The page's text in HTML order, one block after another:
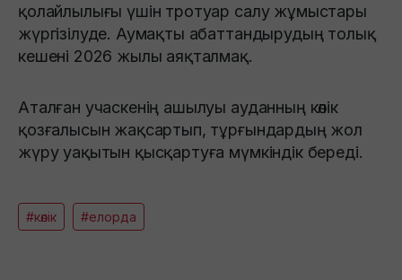
қолайлылығы үшін тротуар салу жұмыстары
жүргізілуде. Аумақты абаттандырудың толық
кешені 2026 жылы аяқталмақ.
Аталған учаскенің ашылуы ауданның көлік
қозғалысын жақсартып, тұрғындардың жол
жүру уақытын қысқартуға мүмкіндік береді.
#көлік #елорда